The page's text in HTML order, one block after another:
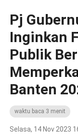
Pj
Inginkan
Publik
Banten
waktu baca 3 menit
Selasa, 14 Nov 2023